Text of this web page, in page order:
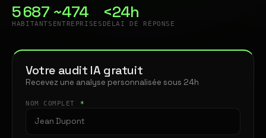
5 687
HABITANTS
~474
ENTREPRISES
<24h
DÉLAI DE RÉPONSE
Votre audit IA gratuit
Recevez une analyse personnalisée sous 24h
NOM COMPLET *